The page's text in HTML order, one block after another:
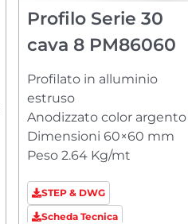
Profilo Serie 30
cava 8 PM86060
Profilato in alluminio
estruso
Anodizzato color argento
Dimensioni 60×60 mm
Peso 2.64 Kg/mt
STEP & DWG
Scheda Tecnica